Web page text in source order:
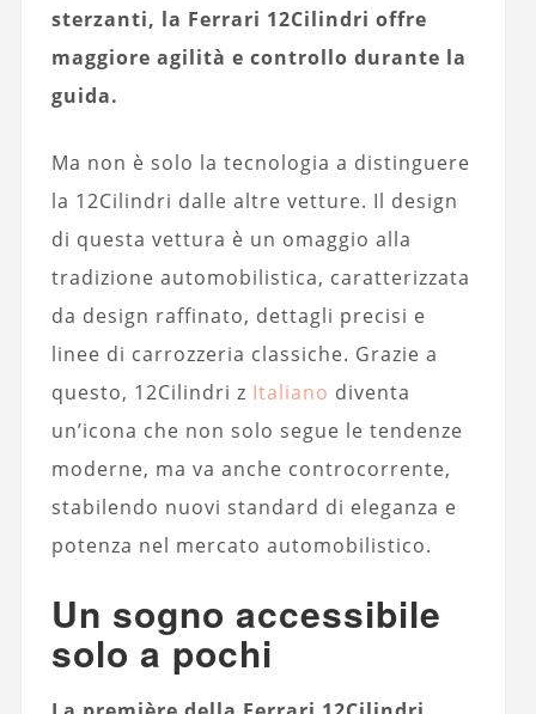
sterzanti, la Ferrari 12Cilindri offre
maggiore agilità e controllo durante la
guida.
Ma non è solo la tecnologia a distinguere
la 12Cilindri dalle altre vetture. Il design
di questa vettura è un omaggio alla
tradizione automobilistica, caratterizzata
da design raffinato, dettagli precisi e
linee di carrozzeria classiche. Grazie a
questo, 12Cilindri z Italiano diventa
un’icona che non solo segue le tendenze
moderne, ma va anche controcorrente,
stabilendo nuovi standard di eleganza e
potenza nel mercato automobilistico.
Un sogno accessibile
solo a pochi